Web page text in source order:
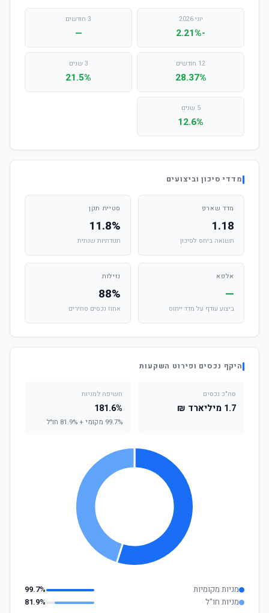
יוני 2026
-2.21%
3 חודשים
—
12 חודשים
28.37%
3 שנים
21.5%
5 שנים
12.6%
מדדי סיכון וביצועים
מדד שארפ
1.18
תשואה ביחס לסיכון
סטיית תקן
11.8%
תנודתיות שנתית
אלפא
—
ביצוע עודף על מדד ייחוס
נזילות
88%
אחוז נכסים סחירים
היקף נכסים ופירוט השקעות
סה"כ נכסים
1.7 מיליארד ₪
חשיפה למניות
181.6%
99.7% מקומי + 81.9% חו"ל
מניות מקומיות
99.7%
מניות חו"ל
81.9%